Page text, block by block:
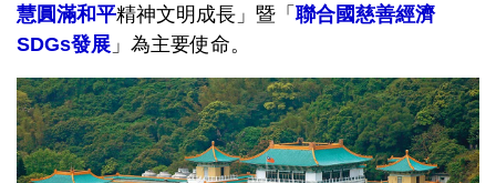
慧圓滿和平精神文明成長」暨「 聯合國慈善經濟
SDGs發展 」為主要使命。